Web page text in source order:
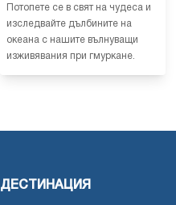
Потопете се в свят на чудеса и
изследвайте дълбините на
океана с нашите вълнуващи
изживявания при гмуркане.
ДЕСТИНАЦИЯ